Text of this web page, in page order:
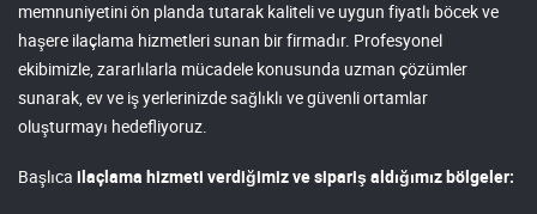
memnuniyetini ön planda tutarak kaliteli ve uygun fiyatlı böcek ve
haşere ilaçlama hizmetleri sunan bir firmadır. Profesyonel
ekibimizle, zararlılarla mücadele konusunda uzman çözümler
sunarak, ev ve iş yerlerinizde sağlıklı ve güvenli ortamlar
oluşturmayı hedefliyoruz.
Başlıca ilaçlama hizmeti verdiğimiz ve sipariş aldığımız bölgeler: